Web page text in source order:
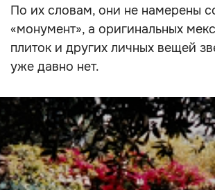
По их словам, они не намерены
«монумент», а оригинальных
плиток и других личных вещей
уже давно нет.